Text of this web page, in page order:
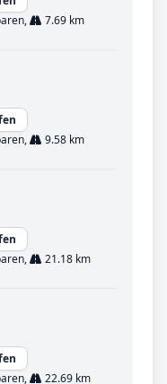
7.69 km
9.58 km
21.18 km
22.69 km